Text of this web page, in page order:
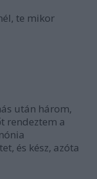
te mikor
után három,
rendeztem a
és kész, azóta